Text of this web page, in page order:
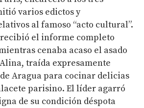
varios edictos y
al famoso “acto cultural”.
el informe completo
cenaba acaso el asado
traída expresamente
Aragua para cocinar delicias
parisino. El líder agarró
de su condición déspota